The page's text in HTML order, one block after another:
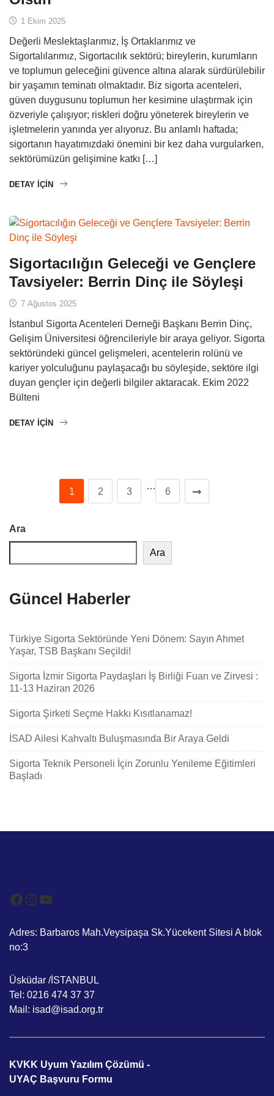
1 Ekim 2025
Değerli Meslektaşlarımız, İş Ortaklarımız ve
Sigortalılarımız, Sigortacılık sektörü; bireylerin, kurumların
ve toplumun geleceğini güvence altına alarak sürdürülebilir
bir yaşamın teminatı olmaktadır. Biz sigorta acenteleri,
güven duygusunu toplumun her kesimine ulaştırmak için
özveriyle çalışıyor; riskleri doğru yöneterek bireylerin ve
işletmelerin yanında yer alıyoruz. Bu anlamlı haftada;
sigortanın hayatımızdaki önemini bir kez daha vurgularken,
sektörümüzün gelişimine katkı […]
DETAY IÇIN
Sigortacılığın Geleceği ve Gençlere
Tavsiyeler: Berrin Dinç ile Söyleşi
7 Ağustos 2025
İstanbul Sigorta Acenteleri Derneği Başkanı Berrin Dinç,
Gelişim Üniversitesi öğrencileriyle bir araya geliyor. Sigorta
sektöründeki güncel gelişmeleri, acentelerin rolünü ve
kariyer yolculuğunu paylaşacağı bu söyleşide, sektöre ilgi
duyan gençler için değerli bilgiler aktaracak. Ekim 2022
Bülteni
DETAY IÇIN
1 2 3
…
6
Ara
Ara
Güncel Haberler
Türkiye Sigorta Sektöründe Yeni Dönem: Sayın Ahmet
Yaşar, TSB Başkanı Seçildi!
Sigorta İzmir Sigorta Paydaşları İş Birliği Fuarı ve Zirvesi :
11-13 Haziran 2026
Sigorta Şirketi Seçme Hakkı Kısıtlanamaz!
İSAD Ailesi Kahvaltı Buluşmasında Bir Araya Geldi
Sigorta Teknik Personeli İçin Zorunlu Yenileme Eğitimleri
Başladı
Facebook
Instagram
YouTube
Adres: Barbaros Mah.Veysipaşa Sk.Yücekent Sitesi A blok
no:3
Üsküdar /İSTANBUL
Tel: 0216 474 37 37
Mail: isad@isad.org.tr
KVKK Uyum Yazılım Çözümü -
UYAÇ Başvuru Formu